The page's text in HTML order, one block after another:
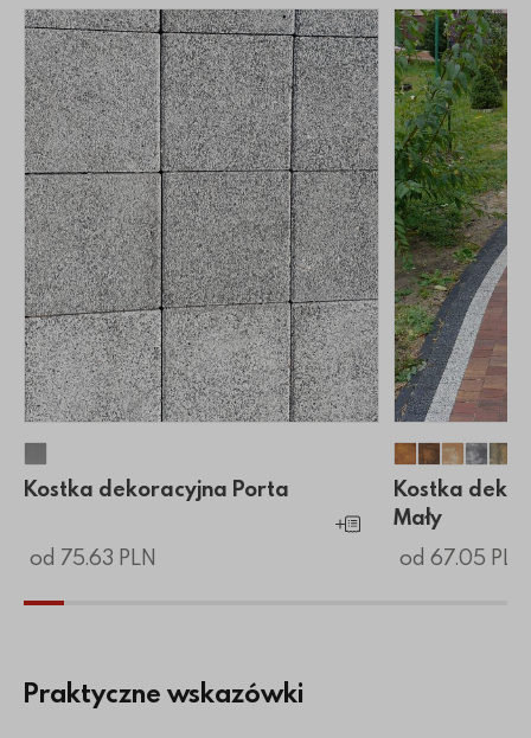
Kostka dekoracyjna Porta
Kostka dekoracyjna Porta
od 75.63 PLN
Dodaj do koszyka
Kostka
Kostka
Kostka
Kostka
Mały
od 67.05 PLN
Praktyczne wskazówki